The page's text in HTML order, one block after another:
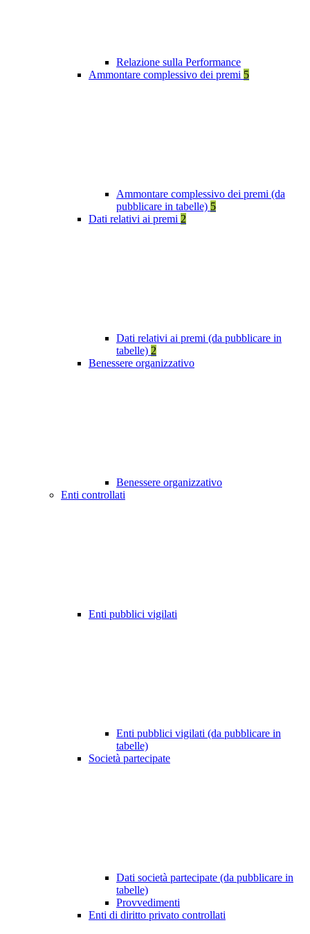
Relazione sulla Performance
Ammontare complessivo dei premi 5
Ammontare complessivo dei premi (da
pubblicare in tabelle) 5
Dati relativi ai premi 2
Dati relativi ai premi (da pubblicare in
tabelle) 2
Benessere organizzativo
Benessere organizzativo
Enti controllati
Enti pubblici vigilati
Enti pubblici vigilati (da pubblicare in
tabelle)
Società partecipate
Dati società partecipate (da pubblicare in
tabelle)
Provvedimenti
Enti di diritto privato controllati